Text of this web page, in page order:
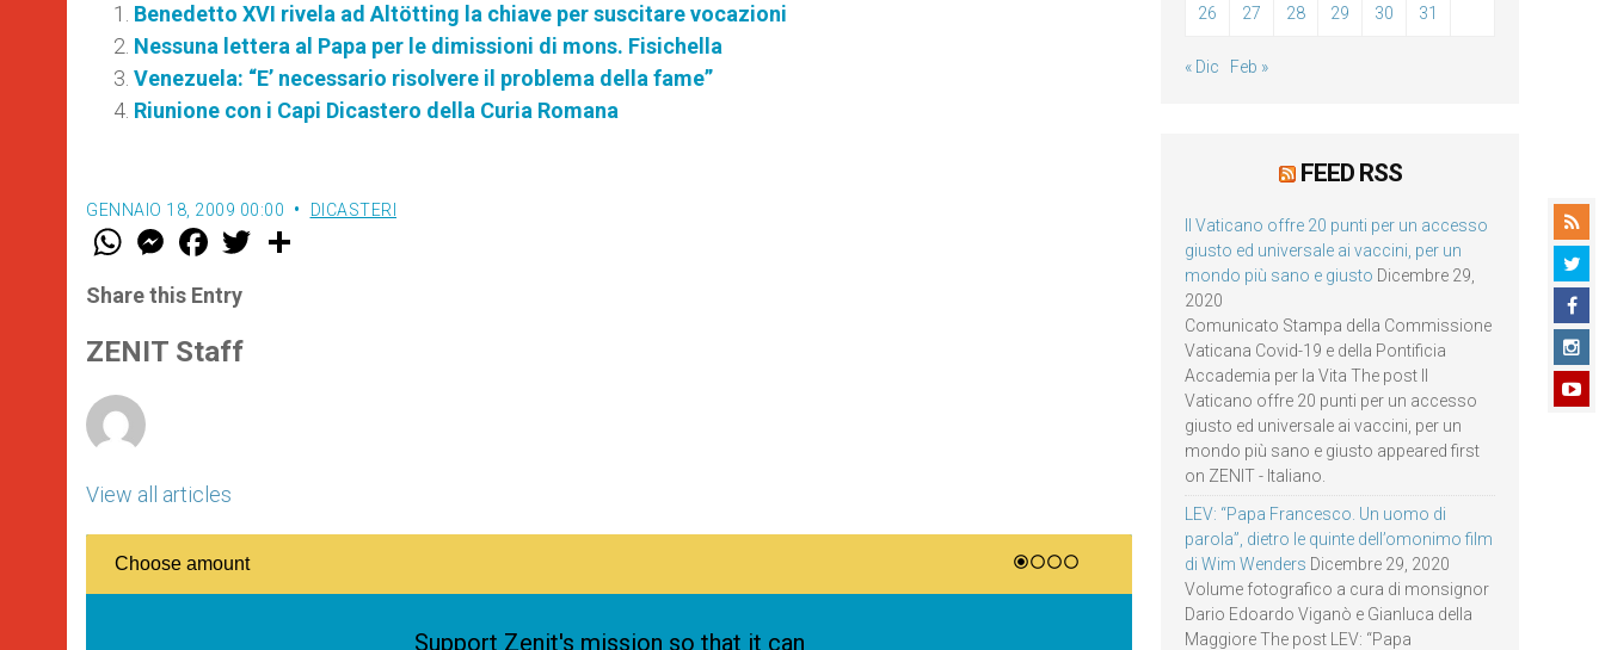
Benedetto XVI rivela ad Altötting la chiave per suscitare vocazioni
Nessuna lettera al Papa per le dimissioni di mons. Fisichella
Venezuela: “E’ necessario risolvere il problema della fame”
Riunione con i Capi Dicastero della Curia Romana
GENNAIO 18, 2009 00:00 DICASTERI
W
t
s
p
p
M
e
s
e
g
e
F
a
e
b
o
k
w
Share this Entry
ZENIT Staff
View all articles
26 27 28 29 30 31
« Dic Feb »
FEED RSS
Il Vaticano offre 20 punti per un accesso
giusto ed universale ai vaccini, per un
mondo più sano e giusto Dicembre 29,
2020
Comunicato Stampa della Commissione
Vaticana Covid-19 e della Pontificia
Accademia per la Vita The post Il
Vaticano offre 20 punti per un accesso
giusto ed universale ai vaccini, per un
mondo più sano e giusto appeared first
on ZENIT - Italiano.
LEV: “Papa Francesco. Un uomo di
parola”, dietro le quinte dell’omonimo film
di Wim Wenders Dicembre 29, 2020
Volume fotografico a cura di monsignor
Dario Edoardo Viganò e Gianluca della
Maggiore The post LEV: “Papa